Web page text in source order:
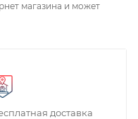
магазина и может
доставка